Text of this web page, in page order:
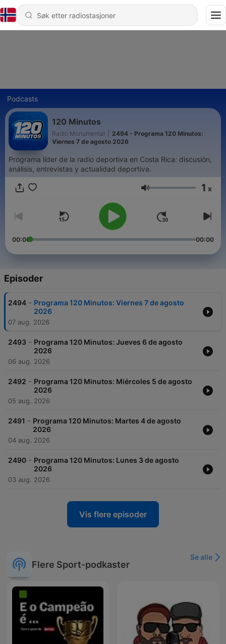
Podcasts
120 Minutos
Radio Monumental
2494 - Programa 120 Minutos:
Viernes 7 de agosto 2026
Programa líder de la radio deportiva en Costa Rica: discusión,
análisis, entrevistas y actualidad deportiva.
Volum 1 x
00:00 00:00
Episoder
2494 - Programa 120 Minutos: Viernes 7 de agosto
2026
07 aug. 2026
2493 - Programa 120 Minutos: Jueves 6 de agosto
2026
06 aug. 2026
2492 - Programa 120 Minutos: Miércoles 5 de agosto
2026
05 aug. 2026
2491 - Programa 120 Minutos: Martes 4 de agosto
2026
04 aug. 2026
2490 - Programa 120 Minutos: Lunes 3 de agosto
2026
03 aug. 2026
Vis flere episoder
Flere Sport-podkaster
Se alle